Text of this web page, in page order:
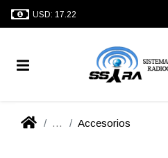
USD: 17.22
... Accesorios